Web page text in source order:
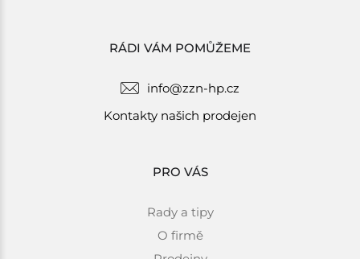
RÁDI VÁM POMŮŽEME
info@zzn-hp.cz
Kontakty našich prodejen
PRO VÁS
Rady a tipy
O firmě